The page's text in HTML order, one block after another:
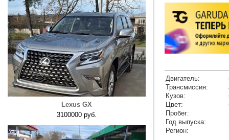
Lexus GX
3100000 руб.
Двигатель:
Трансмиссия:
Кузов:
Цвет:
Пробег:
Год выпуска:
Регион: